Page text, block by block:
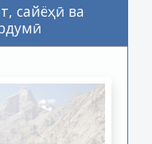
сайёҳӣ ва